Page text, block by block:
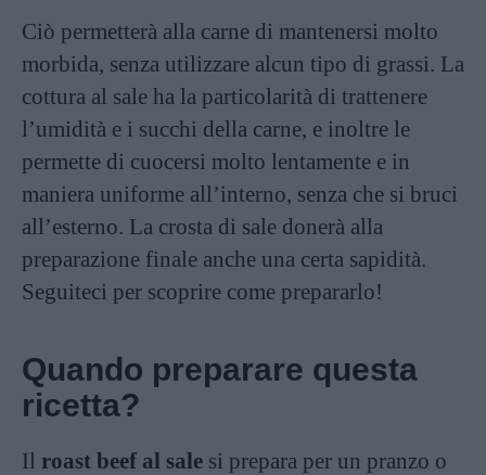
Ciò permetterà alla carne di mantenersi molto
morbida, senza utilizzare alcun tipo di grassi. La
cottura al sale ha la particolarità di trattenere
l’umidità e i succhi della carne, e inoltre le
permette di cuocersi molto lentamente e in
maniera uniforme all’interno, senza che si bruci
all’esterno. La crosta di sale donerà alla
preparazione finale anche una certa sapidità.
Seguiteci per scoprire come prepararlo!
Quando preparare questa
ricetta?
Il roast beef al sale si prepara per un pranzo o